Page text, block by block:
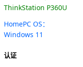
ThinkStation P360U
HomePC OS：
Windows 11
认证